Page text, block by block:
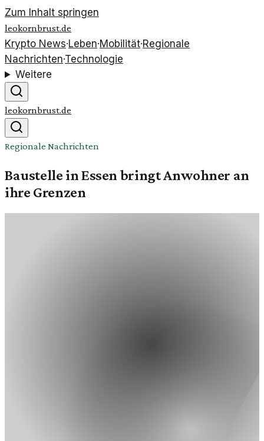
Zum Inhalt springen
leokornbrust.de
Krypto News·Leben·Mobilität·Regionale
Nachrichten·Technologie
Weitere
leokornbrust.de
Regionale Nachrichten
Baustelle in Essen bringt Anwohner an
ihre Grenzen